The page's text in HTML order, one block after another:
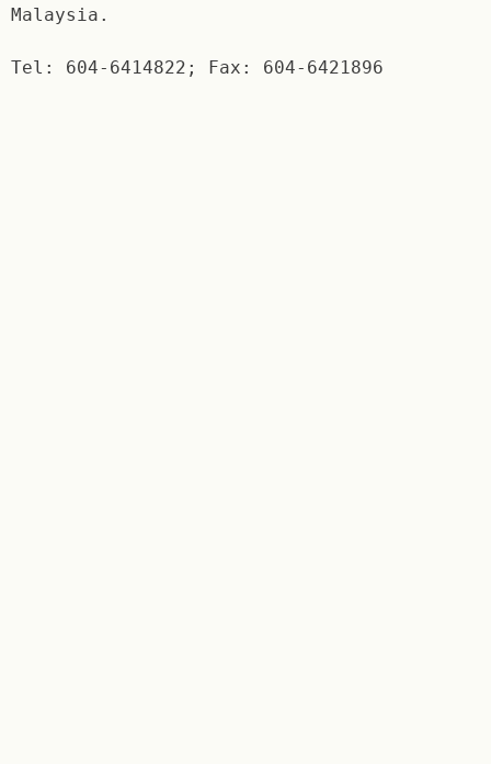
Malaysia.
Tel: 604-6414822; Fax: 604-6421896